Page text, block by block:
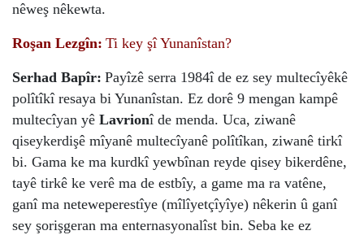
nêweş nêkewta.
Roşan Lezgîn: Ti key şî Yunanîstan?
Serhad Bapîr: Payîzê serra 1984î de ez sey multecîyêkê
polîtîkî resaya bi Yunanîstan. Ez dorê 9 mengan kampê
multecîyan yê Lavrionî de menda. Uca, ziwanê
qiseykerdişê mîyanê multecîyanê polîtîkan, ziwanê tirkî
bi. Gama ke ma kurdkî yewbînan reyde qisey bikerdêne,
tayê tirkê ke verê ma de estbîy, a game ma ra vatêne,
ganî ma neteweperestîye (mîlîyetçîyîye) nêkerin û ganî
sey şorişgeran ma enternasyonalîst bin. Seba ke ez